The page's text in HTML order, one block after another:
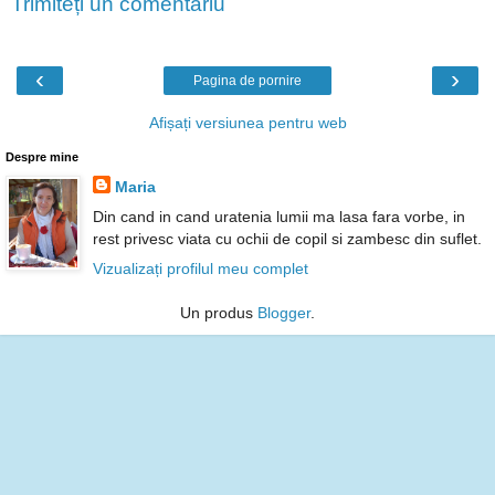
‹ ›
Pagina de pornire
Afișați versiunea pentru web
Despre mine
Maria
Din cand in cand uratenia lumii ma lasa fara vorbe, in
rest privesc viata cu ochii de copil si zambesc din suflet.
Vizualizați profilul meu complet
Un produs Blogger.